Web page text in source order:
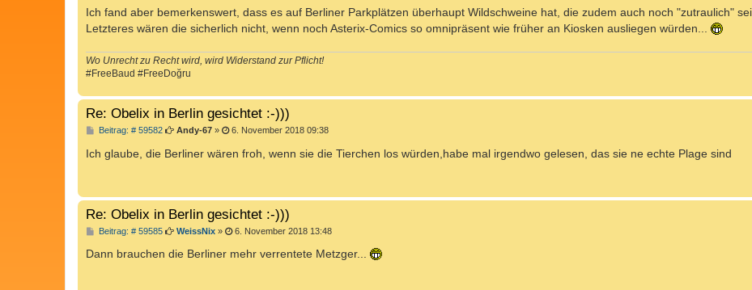
g
Ich fand aber bemerkenswert, dass es auf Berliner Parkplätzen überhaupt Wildschweine hat, die zudem auch noch "zutraulich"
Letzteres wären die sicherlich nicht, wenn noch Asterix-Comics so omnipräsent wie früher an Kiosken ausliegen würden...
Wo Unrecht zu Recht wird, wird Widerstand zur Pflicht!
#FreeBaud #FreeDoğru
Re: Obelix in Berlin gesichtet :-)))
Beitrag: # 59582B
Andy-67» 6. November 2018 09:38
Ich glaube, die Berliner wären froh, wenn sie die Tierchen los würden,habe mal irgendwo gelesen, das sie ne echte Plage sind
Re: Obelix in Berlin gesichtet :-)))
Beitrag: # 59585B
i
WeissNix» 6. November 2018 13:48
Dann brauchen die Berliner mehr verrentete Metzger...